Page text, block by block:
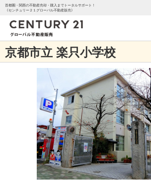
首都圏・関西の不動産売却・購入までトータルサポート！
《センチュリー２１グローバル不動産販売》
京都市立 楽只小学校